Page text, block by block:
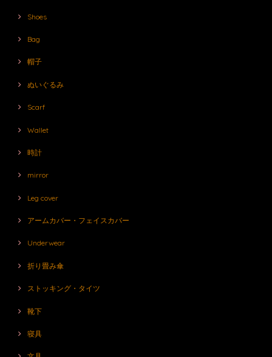
Shoes
Bag
帽子
ぬいぐるみ
Scarf
Wallet
時計
mirror
Leg cover
アームカバー・フェイスカバー
Underwear
折り畳み傘
ストッキング・タイツ
靴下
寝具